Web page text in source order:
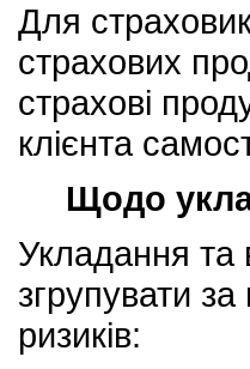
Для
страхових
страхові
клієнта
Щодо
Укладання та
згрупувати
ризиків: